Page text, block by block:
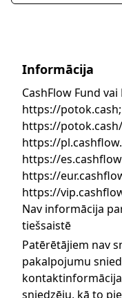
Informācija
CashFlow Fund
https://
https://
https://
https://
https://
https://
Nav informācija
tiešsaistē
Patērētājiem nav
pakalpojumu
sniedzēju, kā to